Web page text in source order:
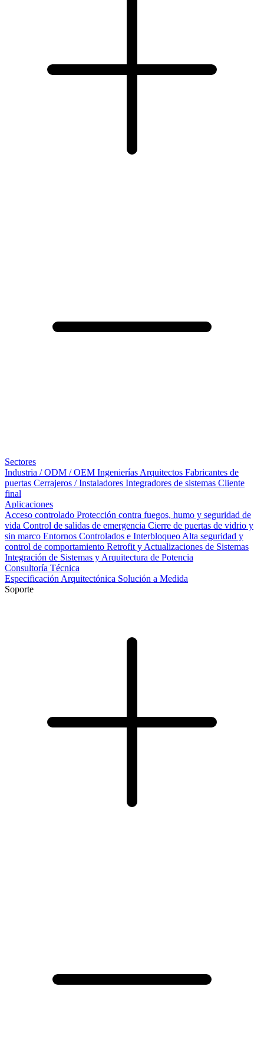
Sectores
Industria / ODM / OEM Ingenierías Arquitectos Fabricantes de
puertas Cerrajeros / Instaladores Integradores de sistemas Cliente
final
Aplicaciones
Acceso controlado Protección contra fuegos, humo y seguridad de
vida Control de salidas de emergencia Cierre de puertas de vidrio y
sin marco Entornos Controlados e Interbloqueo Alta seguridad y
control de comportamiento Retrofit y Actualizaciones de Sistemas
Integración de Sistemas y Arquitectura de Potencia
Consultoría Técnica
Especificación Arquitectónica Solución a Medida
Soporte